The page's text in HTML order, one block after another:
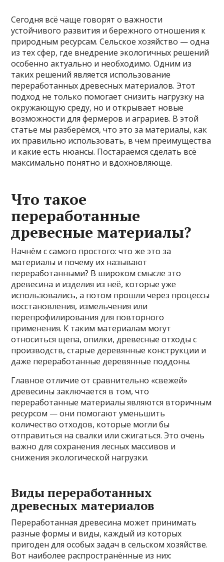
Сегодня всё чаще говорят о важности
устойчивого развития и бережного отношения к
природным ресурсам. Сельское хозяйство — одна
из тех сфер, где внедрение экологичных решений
особенно актуально и необходимо. Одним из
таких решений является использование
переработанных древесных материалов. Этот
подход не только помогает снизить нагрузку на
окружающую среду, но и открывает новые
возможности для фермеров и аграриев. В этой
статье мы разберёмся, что это за материалы, как
их правильно использовать, в чем преимущества
и какие есть нюансы. Постараемся сделать всё
максимально понятно и вдохновляюще.
Что такое
переработанные
древесные материалы?
Начнём с самого простого: что же это за
материалы и почему их называют
переработанными? В широком смысле это
древесина и изделия из неё, которые уже
использовались, а потом прошли через процессы
восстановления, измельчения или
перепрофилирования для повторного
применения. К таким материалам могут
относиться щепа, опилки, древесные отходы с
производств, старые деревянные конструкции и
даже переработанные деревянные поддоны.
Главное отличие от сравнительно «свежей»
древесины заключается в том, что
переработанные материалы являются вторичным
ресурсом — они помогают уменьшить
количество отходов, которые могли бы
отправиться на свалки или сжигаться. Это очень
важно для сохранения лесных массивов и
снижения экологической нагрузки.
Виды переработанных
древесных материалов
Переработанная древесина может принимать
разные формы и виды, каждый из которых
пригоден для особых задач в сельском хозяйстве.
Вот наиболее распространённые из них: